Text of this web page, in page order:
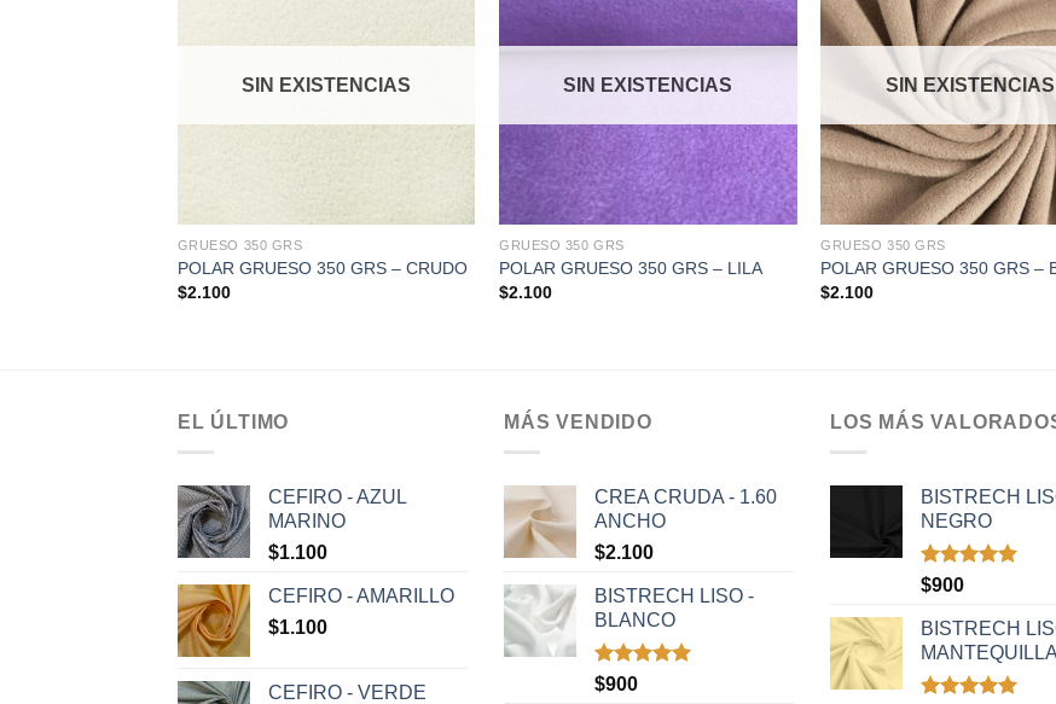
SIN EXISTENCIAS
GRUESO 350 GRS
POLAR GRUESO 350 GRS – CRUDO
$2.100
SIN EXISTENCIAS
GRUESO 350 GRS
POLAR GRUESO 350 GRS – LILA
$2.100
SIN EXISTENCIAS
GRUESO 350 GRS
POLAR GRUESO 350 GRS –
$2.100
EL ÚLTIMO
CEFIRO - AZUL
MARINO
$1.100
CEFIRO - AMARILLO
$1.100
CEFIRO - VERDE
MÁS VENDIDO
CREA CRUDA - 1.60
ANCHO
$2.100
BISTRECH LISO -
BLANCO
Valorado
$900
LOS MÁS
BISTRECH
NEGRO
Valorado
de 5
$900
BISTRECH
MANTEQUILLA